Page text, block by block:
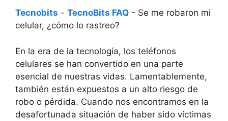
Tecnobits - TecnoBits FAQ - Se me robaron mi
celular, ¿cómo lo rastreo?
En​ la era de la tecnología,​ los teléfonos
celulares se han convertido en una parte
esencial de nuestras vidas.​ Lamentablemente,​
también están expuestos a un alto⁤ riesgo de ​
robo o pérdida. Cuando ⁤nos encontramos⁣ en la
‌desafortunada situación de haber sido víctimas